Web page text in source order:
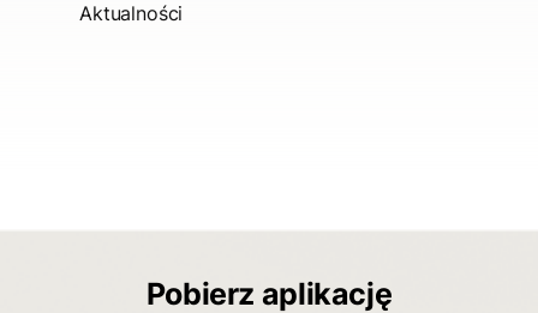
Aktualności
Pobierz aplikację